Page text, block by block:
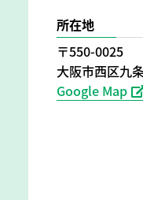
所在地
〒550-0025
大阪市西区九
Google Map